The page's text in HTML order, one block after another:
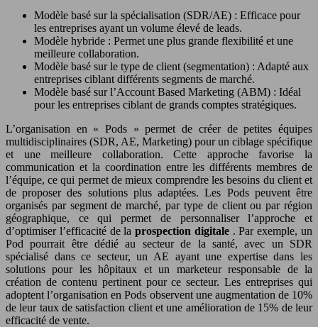
Modèle basé sur la spécialisation (SDR/AE) : Efficace pour
les entreprises ayant un volume élevé de leads.
Modèle hybride : Permet une plus grande flexibilité et une
meilleure collaboration.
Modèle basé sur le type de client (segmentation) : Adapté aux
entreprises ciblant différents segments de marché.
Modèle basé sur l’Account Based Marketing (ABM) : Idéal
pour les entreprises ciblant de grands comptes stratégiques.
L’organisation en « Pods » permet de créer de petites équipes
multidisciplinaires (SDR, AE, Marketing) pour un ciblage spécifique
et une meilleure collaboration. Cette approche favorise la
communication et la coordination entre les différents membres de
l’équipe, ce qui permet de mieux comprendre les besoins du client et
de proposer des solutions plus adaptées. Les Pods peuvent être
organisés par segment de marché, par type de client ou par région
géographique, ce qui permet de personnaliser l’approche et
d’optimiser l’efficacité de laprospection digitale . Par exemple, un
Pod pourrait être dédié au secteur de la santé, avec un SDR
spécialisé dans ce secteur, un AE ayant une expertise dans les
solutions pour les hôpitaux et un marketeur responsable de la
création de contenu pertinent pour ce secteur. Les entreprises qui
adoptent l’organisation en Pods observent une augmentation de 10%
de leur taux de satisfaction client et une amélioration de 15% de leur
efficacité de vente.